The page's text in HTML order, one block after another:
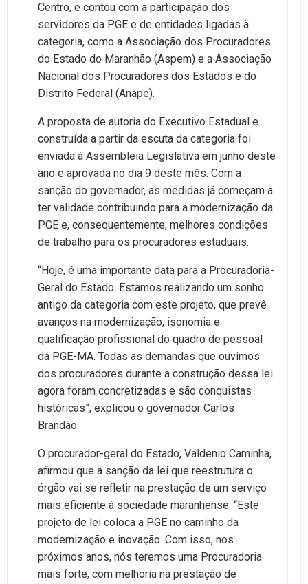
Centro, e contou com a participação dos
servidores da PGE e de entidades ligadas à
categoria, como a Associação dos Procuradores
do Estado do Maranhão (Aspem) e a Associação
Nacional dos Procuradores dos Estados e do
Distrito Federal (Anape).
A proposta de autoria do Executivo Estadual e
construída a partir da escuta da categoria foi
enviada à Assembleia Legislativa em junho deste
ano e aprovada no dia 9 deste mês. Com a
sanção do governador, as medidas já começam a
ter validade contribuindo para a modernização da
PGE e, consequentemente, melhores condições
de trabalho para os procuradores estaduais.
“Hoje, é uma importante data para a Procuradoria-
Geral do Estado. Estamos realizando um sonho
antigo da categoria com este projeto, que prevê
avanços na modernização, isonomia e
qualificação profissional do quadro de pessoal
da PGE-MA. Todas as demandas que ouvimos
dos procuradores durante a construção dessa lei
agora foram concretizadas e são conquistas
históricas”, explicou o governador Carlos
Brandão.
O procurador-geral do Estado, Valdenio Caminha,
afirmou que a sanção da lei que reestrutura o
órgão vai se refletir na prestação de um serviço
mais eficiente à sociedade maranhense. “Este
projeto de lei coloca a PGE no caminho da
modernização e inovação. Com isso, nos
próximos anos, nós teremos uma Procuradoria
mais forte, com melhoria na prestação de